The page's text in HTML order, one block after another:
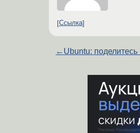
Ссылка
← Ubuntu: